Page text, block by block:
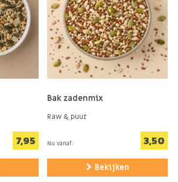
7,95
Bak zadenmix
Raw & puur
Nu vanaf: 3,50
Bekijken